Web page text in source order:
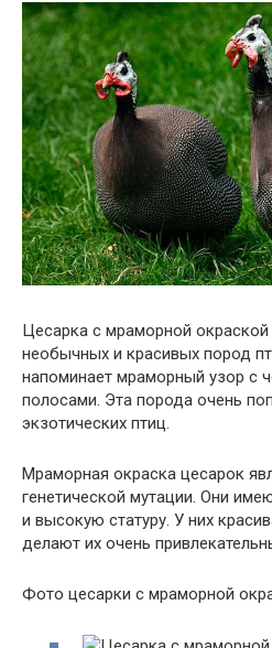
Цесарка с мраморной
необычных и красивых пород
напоминает мраморный узор с
полосами. Эта порода очень
экзотических птиц.
Мраморная окраска цесарок
генетической мутации. Они
и высокую статуру. У них
делают их очень
Фото цесарки с мраморной